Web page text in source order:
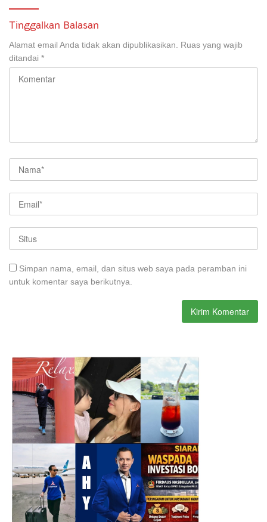
Tinggalkan Balasan
Alamat email Anda tidak akan dipublikasikan. Ruas yang wajib
ditandai *
Simpan nama, email, dan situs web saya pada peramban ini
untuk komentar saya berikutnya.